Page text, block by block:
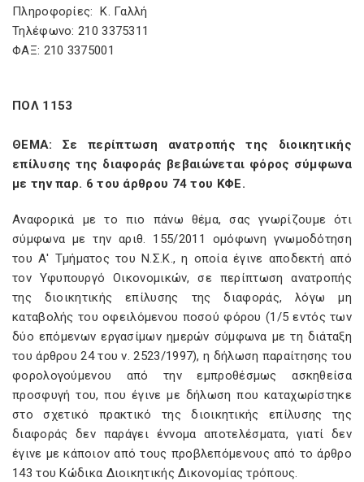
Πληροφορίες: Κ. Γαλλή
Τηλέφωνο: 210 3375311
ΦΑΞ: 210 3375001
ΠΟΛ 1153
ΘΕΜΑ: Σε περίπτωση ανατροπής της διοικητικής
επίλυσης της διαφοράς βεβαιώνεται φόρος σύμφωνα
με την παρ. 6 του άρθρου 74 του ΚΦΕ.
Αναφορικά με το πιο πάνω θέμα, σας γνωρίζουμε ότι
σύμφωνα με την αριθ. 155/2011 ομόφωνη γνωμοδότηση
του Α' Τμήματος του Ν.Σ.Κ., η οποία έγινε αποδεκτή από
τον Υφυπουργό Οικονομικών, σε περίπτωση ανατροπής
της διοικητικής επίλυσης της διαφοράς, λόγω μη
καταβολής του οφειλόμενου ποσού φόρου (1/5 εντός των
δύο επόμενων εργασίμων ημερών σύμφωνα με τη διάταξη
του άρθρου 24 του ν. 2523/1997), η δήλωση παραίτησης του
φορολογούμενου από την εμπροθέσμως ασκηθείσα
προσφυγή του, που έγινε με δήλωση που καταχωρίστηκε
στο σχετικό πρακτικό της διοικητικής επίλυσης της
διαφοράς δεν παράγει έννομα αποτελέσματα, γιατί δεν
έγινε με κάποιον από τους προβλεπόμενους από το άρθρο
143 του Κώδικα Διοικητικής Δικονομίας τρόπους.